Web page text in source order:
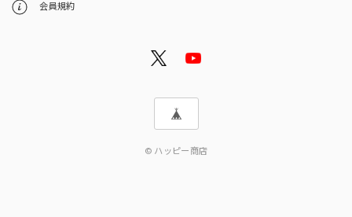
会員規約
© ハッピー商店